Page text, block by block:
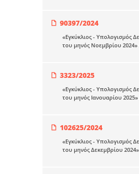
90397/2024
«Εγκύκλιος - Υπολογισμός
του μηνός Νοεμβρίου 2024»
3323/2025
«Εγκύκλιος - Υπολογισμός
του μηνός Ιανουαρίου 2025»
102625/2024
«Εγκύκλιος - Υπολογισμός
του μηνός Δεκεμβρίου 2024»